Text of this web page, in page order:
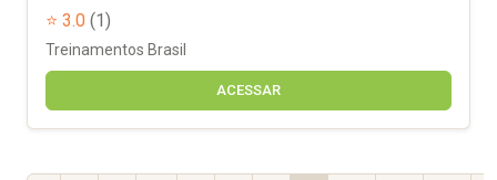
⭐ 3.0 (1)
Treinamentos Brasil
ACESSAR